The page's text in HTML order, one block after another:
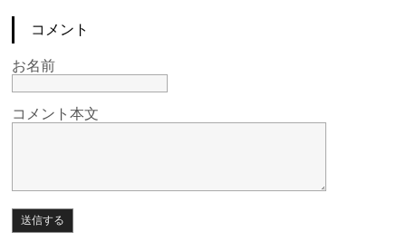
コメント
お名前
コメント本文